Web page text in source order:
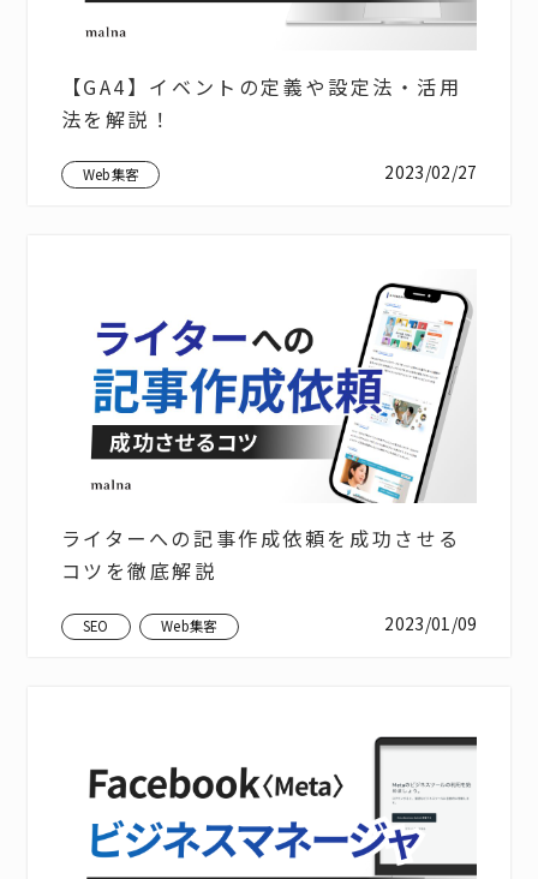
【GA4】イベントの定義や設定法・活用
法を解説！
Web集客 2023/02/27
ライターへの記事作成依頼を成功させる
コツを徹底解説
SEO Web集客 2023/01/09